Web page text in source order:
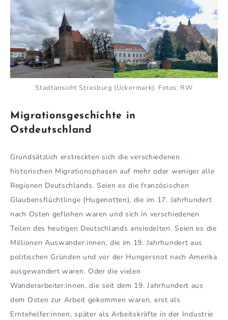
Stadtansicht Strasburg (Uckermark). Fotos: RW
Migrationsgeschichte in
Ostdeutschland
Grundsätzlich erstreckten sich die verschiedenen
historischen Migrationsphasen auf mehr oder weniger alle
Regionen Deutschlands. Seien es die französischen
Glaubensflüchtlinge (Hugenotten), die im 17. Jahrhundert
nach Osten geflohen waren und sich in verschiedenen
Teilen des heutigen Deutschlands ansiedelten. Seien es die
Millionen Auswander:innen, die im 19. Jahrhundert aus
politischen Gründen und vor der Hungersnot nach Amerika
ausgewandert waren. Oder die vielen
Wanderarbeiter:innen, die seit dem 19. Jahrhundert aus
dem Osten zur Arbeit gekommen waren, erst als
Erntehelfer:innen, später als Arbeitskräfte in der Industrie